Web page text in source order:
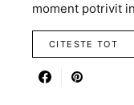
moment potrivit
CITESTE TOT